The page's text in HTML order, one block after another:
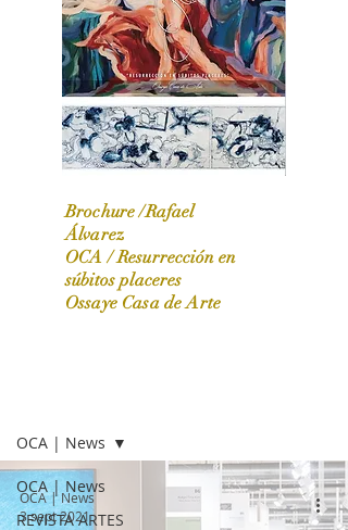
OCA|News 31 / Marzo-Abril / 2024
Brochure /Rafael
Álvarez
OCA /Resurrección en
súbitos placeres
Ossaye Casa de Arte
OCA | News
REVISTA ARTES
OCA | News
OCA | News
3 sept 2021